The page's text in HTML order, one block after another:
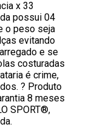
x 33
possui 04
o peso seja
evitando
e se
costuradas
é crime,
? Produto
8 meses
SPORT®,